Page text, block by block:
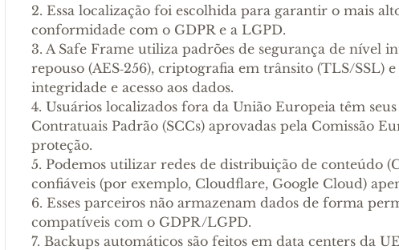
2. Essa localização foi escolhida para garantir o mais
conformidade com o GDPR e a LGPD.
3. A Safe Frame utiliza padrões de segurança de nível
repouso (AES‑256), criptografia em trânsito (TLS/SSL)
integridade e acesso aos dados.
4. Usuários localizados fora da União Europeia têm seus
Contratuais Padrão (SCCs) aprovadas pela Comissão
proteção.
5. Podemos utilizar redes de distribuição de conteúdo
confiáveis (por exemplo, Cloudflare, Google Cloud)
6. Esses parceiros não armazenam dados de forma
compatíveis com o GDPR/LGPD.
7. Backups automáticos são feitos em data centers da